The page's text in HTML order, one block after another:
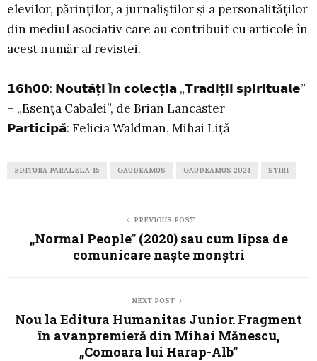
elevilor, părinților, a jurnaliștilor și a personalităților
din mediul asociativ care au contribuit cu articole în
acest număr al revistei.
𝟭𝟲𝗵𝟬𝟬: 𝗡𝗼𝘂𝘁𝗮̆𝘁̦𝗶 𝗶̂𝗻 𝗰𝗼𝗹𝗲𝗰𝘁̦𝗶𝗮 „𝗧𝗿𝗮𝗱𝗶𝘁̦𝗶𝗶 𝘀𝗽𝗶𝗿𝗶𝘁𝘂𝗮𝗹𝗲”
– „Esența Cabalei”, de Brian Lancaster
𝗣𝗮𝗿𝘁𝗶𝗰𝗶𝗽𝗮̆: Felicia Waldman, Mihai Liță
EDITURA PARALELA 45 GAUDEAMUS GAUDEAMUS 2024 STIRI
PREVIOUS POST
„Normal People” (2020) sau cum lipsa de
comunicare naște monștri
NEXT POST
Nou la Editura Humanitas Junior. Fragment
în avanpremieră din Mihai Mănescu,
„Comoara lui Harap-Alb”